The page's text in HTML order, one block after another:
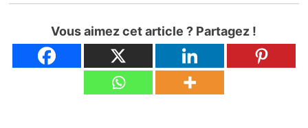
Vous aimez cet article ? Partagez !